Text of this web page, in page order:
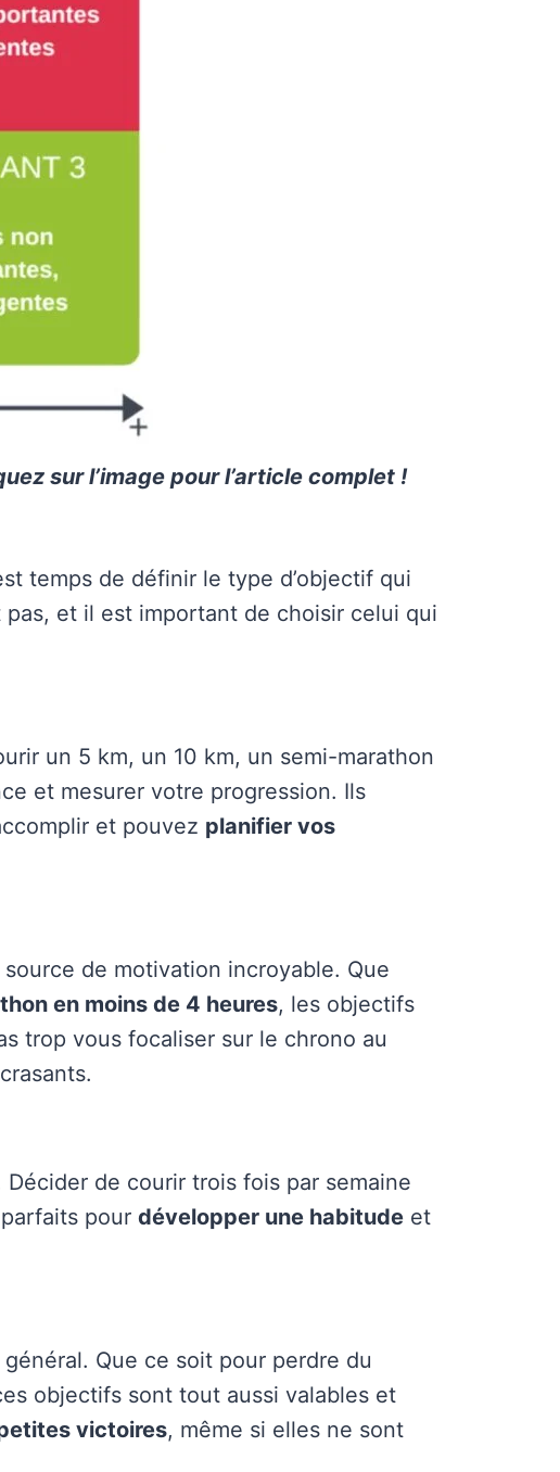
sur l’image pour l’article complet !
temps de définir le type d’objectif qui
et il est important de choisir celui qui
un 5 km, un 10 km, un semi-marathon
et mesurer votre progression. Ils
et pouvez planifier vos
de motivation incroyable. Que
en moins de 4 heures, les objectifs
trop vous focaliser sur le chrono au
de courir trois fois par semaine
pour développer une habitude et
Que ce soit pour perdre du
objectifs sont tout aussi valables et
victoires, même si elles ne sont